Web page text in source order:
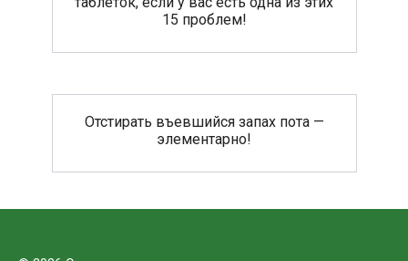
15 проблем!
Отстирать въевшийся запах пота —
элементарно!